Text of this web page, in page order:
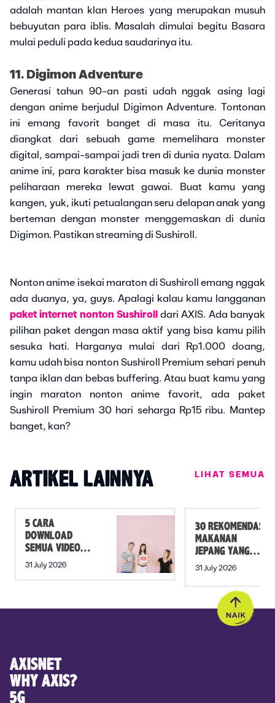
adalah mantan klan Heroes yang merupakan musuh
bebuyutan para iblis. Masalah dimulai begitu Basara
mulai peduli pada kedua saudarinya itu.
11. Digimon Adventure
Generasi tahun 90-an pasti udah nggak asing lagi
dengan anime berjudul Digimon Adventure. Tontonan
ini emang favorit banget di masa itu. Ceritanya
diangkat dari sebuah game memelihara monster
digital, sampai-sampai jadi tren di dunia nyata. Dalam
anime ini, para karakter bisa masuk ke dunia monster
peliharaan mereka lewat gawai. Buat kamu yang
kangen, yuk, ikuti petualangan seru delapan anak yang
berteman dengan monster menggemaskan di dunia
Digimon. Pastikan streaming di Sushiroll.
Nonton anime isekai maraton di Sushiroll emang nggak
ada duanya, ya, guys. Apalagi kalau kamu langganan
paket internet nonton Sushiroll
dari AXIS. Ada banyak
pilihan paket dengan masa aktif yang bisa kamu pilih
sesuka hati. Harganya mulai dari Rp1.000 doang,
kamu udah bisa nonton Sushiroll Premium sehari penuh
tanpa iklan dan bebas buffering. Atau buat kamu yang
ingin maraton nonton anime favorit, ada paket
Sushiroll Premium 30 hari seharga Rp15 ribu. Mantep
banget, kan?
ARTIKEL LAINNYA LIHAT SEMUA
5 CARA
DOWNLOAD
SEMUA VIDEO
DALAM PLAYLIST
31 July 2026
30 REKOMENDASI
MAKANAN
JEPANG YANG
MUST TRY SELAIN
31 July 2026
AXISNET
WHY AXIS?
5G